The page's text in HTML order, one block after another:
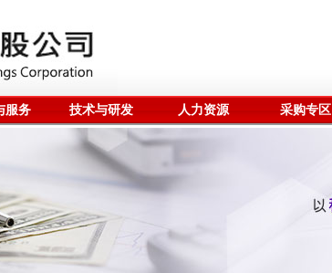
服务 技术与研发 人力资源 采购专区